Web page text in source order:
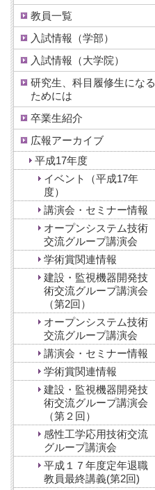
教員一覧
入試情報（学部）
入試情報（大学院）
研究生、科目履修生になる
ためには
卒業生紹介
広報アーカイブ
平成17年度
イベント（平成17年
度）
講演会・セミナー情報
オープンシステム技術
交流グループ講演会
学術賞関連情報
建設・監視機器開発技
術交流グループ講演会
（第2回）
オープンシステム技術
交流グループ講演会
講演会・セミナー情報
学術賞関連情報
建設・監視機器開発技
術交流グループ講演会
（第２回）
感性工学応用技術交流
グループ講演会
平成１７年度定年退職
教員最終講義(第2回)